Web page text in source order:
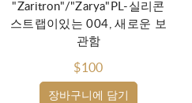
장바구니에 담기
"Zaritron"/"Zarya"PL-실리콘
스트랩이있는 004, 새로운 보
관함
$100